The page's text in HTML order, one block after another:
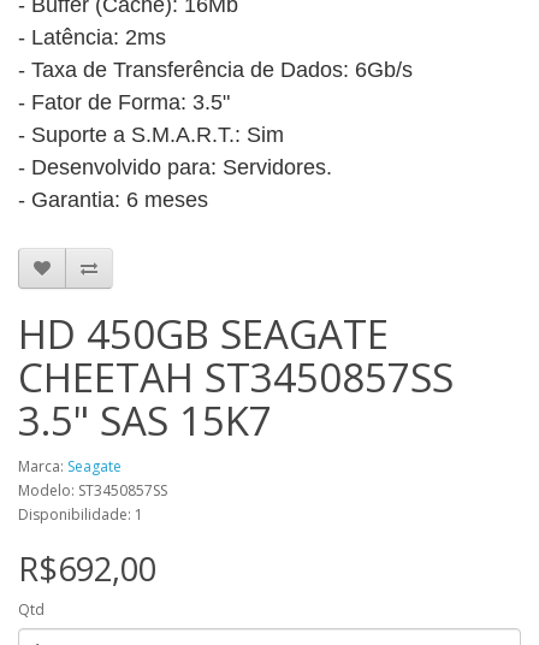
- Buffer (Cache): 16Mb
- Latência: 2ms
- Taxa de Transferência de Dados: 6Gb/s
- Fator de Forma: 3.5"
- Suporte a S.M.A.R.T.: Sim
- Desenvolvido para: Servidores.
- Garantia: 6 meses
HD 450GB SEAGATE
CHEETAH ST3450857SS
3.5" SAS 15K7
Marca: Seagate
Modelo: ST3450857SS
Disponibilidade: 1
R$692,00
Qtd